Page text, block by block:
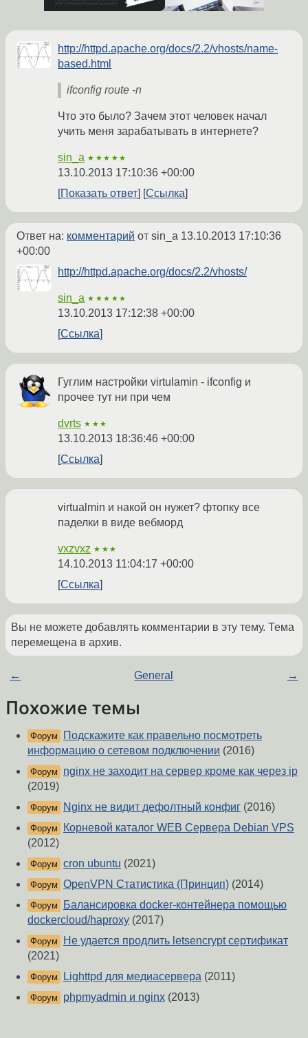
http://httpd.apache.org/docs/2.2/vhosts/name-
based.html
ifconfig route -n
Что это было? Зачем этот человек начал
учить меня зарабатывать в интернете?
sin_a ★★★★★
13.10.2013 17:10:36 +00:00
Показать ответ
Ссылка
Ответ на: комментарий от sin_a 13.10.2013 17:10:36
+00:00
http://httpd.apache.org/docs/2.2/vhosts/
sin_a ★★★★★
13.10.2013 17:12:38 +00:00
Ссылка
Гуглим настройки virtulamin - ifconfig и
прочее тут ни при чем
dvrts ★★★
13.10.2013 18:36:46 +00:00
Ссылка
virtualmin и накой он нужет? фтопку все
паделки в виде вебморд
vxzvxz ★★★
14.10.2013 11:04:17 +00:00
Ссылка
Вы не можете добавлять комментарии в эту тему. Тема
перемещена в архив.
← General →
Похожие темы
Форум
Подскажите как правельно посмотреть
информацию о сетевом подключении (2016)
Форум
nginx не заходит на сервер кроме как через ip
(2019)
Форум Nginx не видит дефолтный конфиг (2016)
Форум
Корневой каталог WEB Сервера Debian VPS
(2012)
Форум cron ubuntu (2021)
Форум OpenVPN Статистика (Принцип) (2014)
Форум
Балансировка docker-контейнера помощью
dockercloud/haproxy (2017)
Форум
Не удается продлить letsencrypt сертификат
(2021)
Форум Lighttpd для медиасервера (2011)
Форум phpmyadmin и nginx (2013)